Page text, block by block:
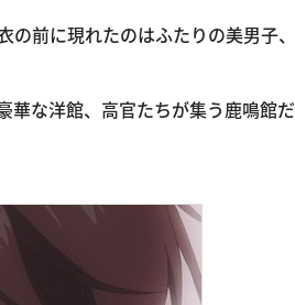
前に現れたのはふたりの美男子、
華な洋館、高官たちが集う鹿鳴館だ